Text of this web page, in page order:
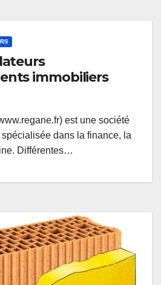
immobiliers
est une société
dans la finance, la
Différentes…